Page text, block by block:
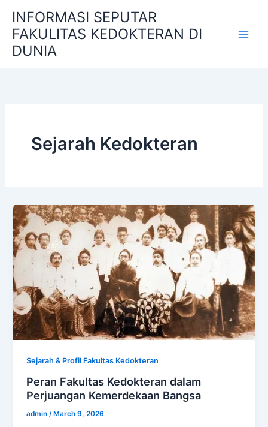
content
INFORMASI SEPUTAR
FAKULITAS KEDOKTERAN DI
DUNIA
Sejarah Kedokteran
Sejarah & Profil Fakultas Kedokteran
Peran Fakultas Kedokteran dalam
Perjuangan Kemerdekaan Bangsa
admin/ March 9, 2026